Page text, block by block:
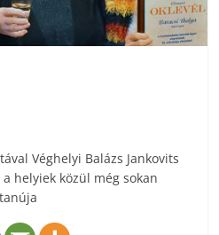
Véghelyi Balázs Jankovits
helyiek közül még sokan